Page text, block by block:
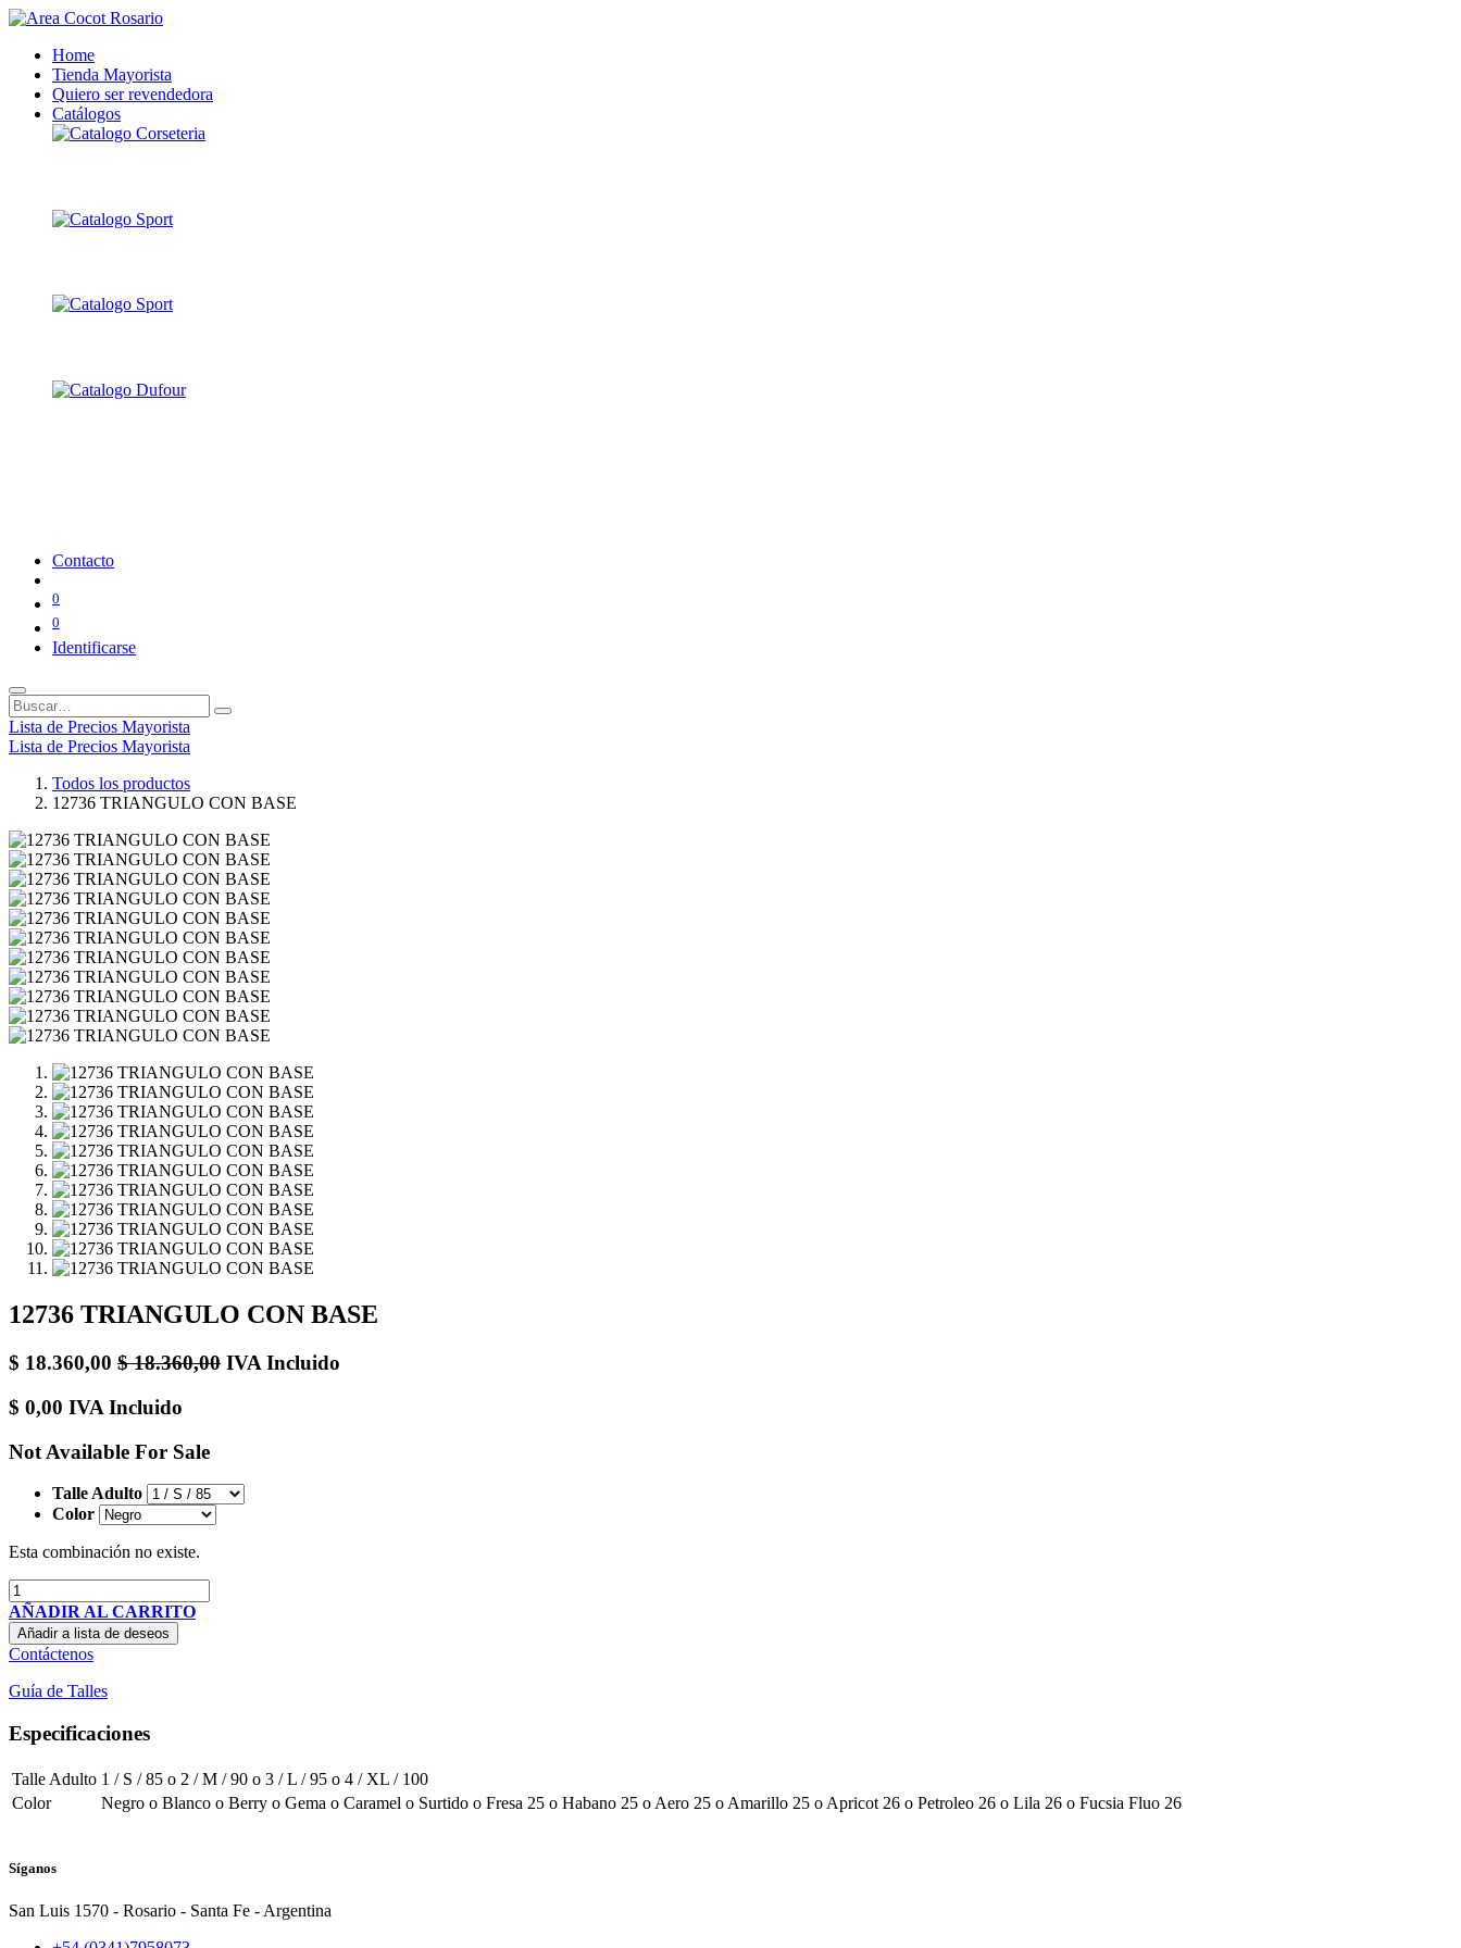
Home
Tienda Mayorista
Quiero ser revendedora
Catálogos
Contacto
0
0
Identificarse
Lista de Precios Mayorista
Lista de Precios Mayorista
Todos los productos
12736 TRIANGULO CON BASE
12736 TRIANGULO CON BASE
$ 18.360,00 $18.360,00 IVA Incluido
$ 0,00 IVA Incluido
Not Available For Sale
Talle Adulto
Color
Esta combinación no existe.
AÑADIR AL CARRITO
Añadir a lista de deseos
Contáctenos
Guía de Talles
Especificaciones
Talle Adulto 1 / S / 85 o 2 / M / 90 o 3 / L / 95 o 4 / XL / 100
Color
Negro o Blanco o Berry o Gema o Caramel o Surtido o Fresa 25 o Habano 25 o Aero 25 o Amarillo 25 o Apricot 26 o Petroleo 26 o Lila 26 o Fucsia Fluo 26
Síganos
San Luis 1570 - Rosario - Santa Fe - Argentina